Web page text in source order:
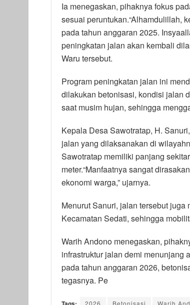
Ia menegaskan, pihaknya fokus
sesuai peruntukan.“Alhamdulillah,
pada tahun anggaran 2025.
peningkatan jalan akan kembali
Waru tersebut.
Program peningkatan jalan ini
dilakukan betonisasi, kondisi jalan
saat musim hujan, sehingga
Kepala Desa Sawotratap, H.
jalan yang dilaksanakan di
Sawotratap memiliki panjang
meter.“Manfaatnya sangat
ekonomi warga,” ujarnya.
Menurut Sanuri, jalan tersebut
Kecamatan Sedati, sehingga
Warih Andono menegaskan,
infrastruktur jalan demi menunjang
pada tahun anggaran 2026,
tegasnya. Pe